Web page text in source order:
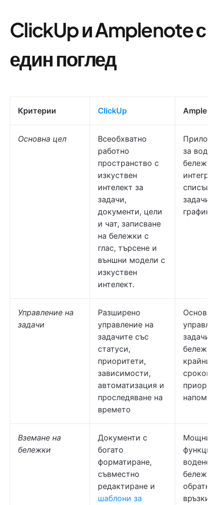
ClickUp и Amplenote с
един поглед
Критерии ClickUp
Основна цел
Всеобхватно
работно
пространство с
изкуствен
интелект за
задачи,
документи, цели
и чат, записване
на бележки с
глас, търсене и
външни модели с
изкуствен
интелект.
за
задачи и
график
Управление на
задачи
Разширено
управление на
задачите със
статуси,
приоритети,
зависимости,
автоматизация и
проследяване на
времето
Основно
крайни
срокове,
Вземане на
бележки
Документи с
богато
форматиране,
съвместно
редактиране и
шаблони за
Мощни
функции
водене
обратни
връзки,